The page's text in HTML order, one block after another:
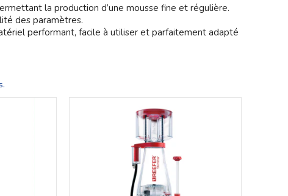
la production d’une mousse fine et régulière.
des paramètres.
performant, facile à utiliser et parfaitement adapté